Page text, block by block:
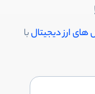
های ارز دیجیتالبا